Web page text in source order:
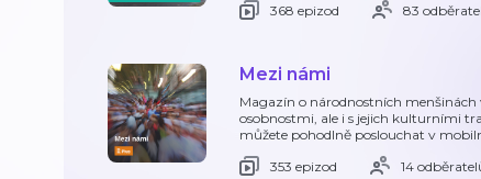
368 epizod
83
Mezi námi
Magazín o národnostních
osobnostmi, ale i s jejich kulturními
můžete pohodlně poslouchat v
353 epizod
14